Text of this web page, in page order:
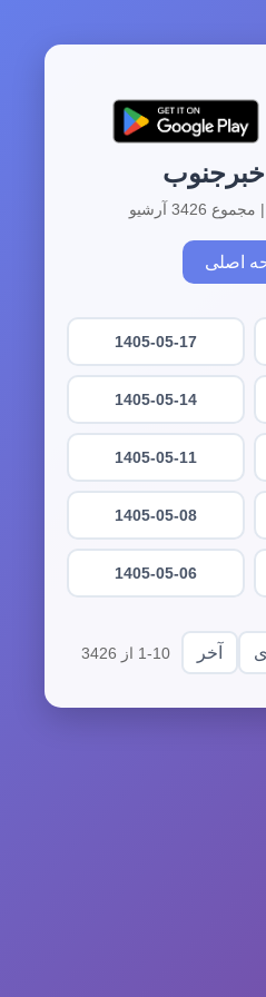
خبرجنوب
اصلی
1405-05-17
1405-05-14
1405-05-11
1405-05-08
1405-05-06
آخر 1-10 از 3426